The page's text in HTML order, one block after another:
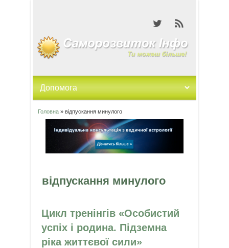
Ви є тут
Головна» відпускання минулого
відпускання минулого
Цикл тренінгів «Особистий
успіх і родина. Підземна
ріка життєвої сили»